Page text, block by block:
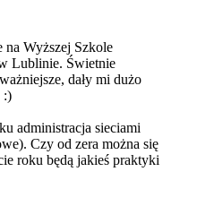
na Wyższej Szkole
Lublinie. Świetnie
dały mi dużo
:)
administracja sieciami
Czy od zera można się
roku będą jakieś praktyki